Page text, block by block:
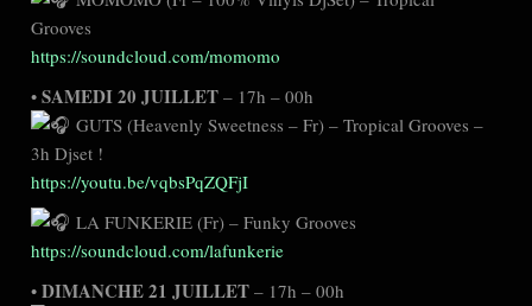
Grooves
https://soundcloud.com/momomo
• SAMEDI 20 JUILLET – 17h – 00h
GUTS (Heavenly Sweetness – Fr) – Tropical Grooves –
3h Djset !
https://youtu.be/vqbsPqZQFjI
LA FUNKERIE (Fr) – Funky Grooves
https://soundcloud.com/lafunkerie
• DIMANCHE 21 JUILLET – 17h – 00h